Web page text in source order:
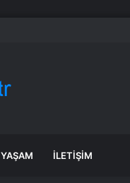
YAŞAM İLETIŞIM